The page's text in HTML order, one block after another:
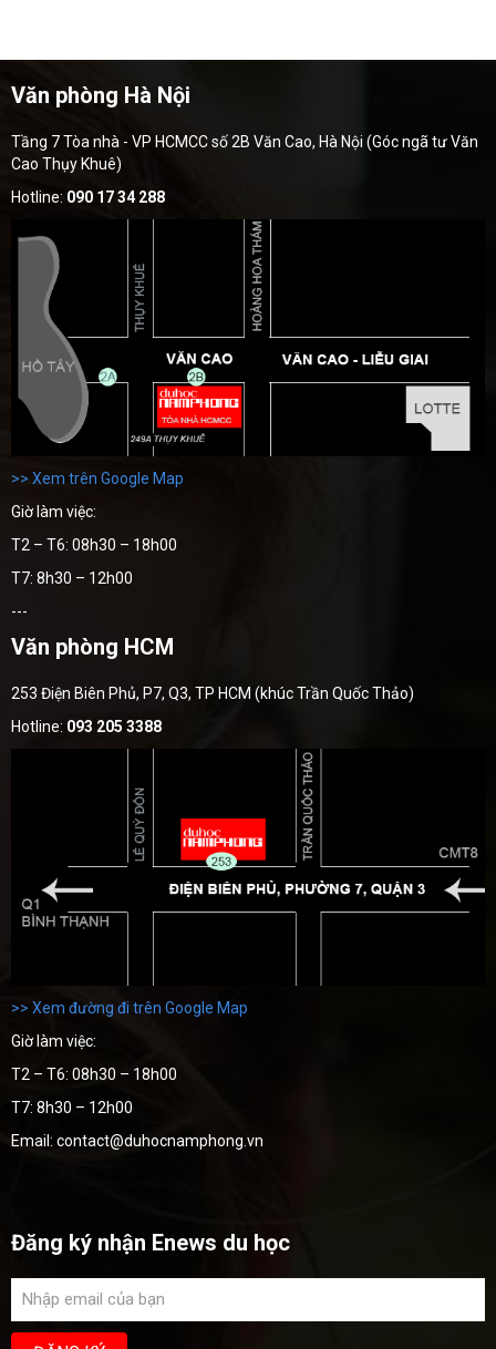
Văn phòng Hà Nội
Tầng 7 Tòa nhà - VP HCMCC số 2B Văn Cao, Hà Nội (Góc ngã tư Văn
Cao Thụy Khuê)
Hotline: 090 17 34 288
>> Xem trên Google Map
Giờ làm việc:
T2 – T6: 08h30 – 18h00
T7: 8h30 – 12h00
---
Văn phòng HCM
253 Điện Biên Phủ, P7, Q3, TP HCM (khúc Trần Quốc Thảo)
Hotline: 093 205 3388
>> Xem đường đi trên Google Map
Giờ làm việc:
T2 – T6: 08h30 – 18h00
T7: 8h30 – 12h00
Email: contact@duhocnamphong.vn
Đăng ký nhận Enews du học